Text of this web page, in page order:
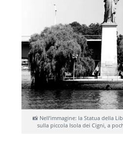
📸 Nell’immagine: la Statua della
sulla piccola Isola dei Cigni, a